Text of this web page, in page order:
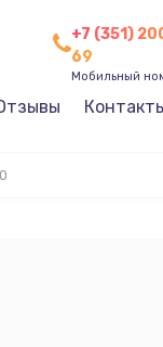
+7 (351)
69
Мобильный